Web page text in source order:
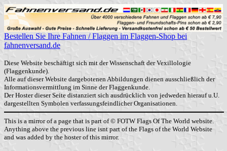
Bestellen Sie Ihre Fahnen / Flaggen im Flaggen-Shop bei
fahnenversand.de
Diese Website beschäftigt sich mit der Wissenschaft der Vexillologie
(Flaggenkunde).
Alle auf dieser Website dargebotenen Abbildungen dienen ausschließlich der
Informationsvermittlung im Sinne der Flaggenkunde.
Der Hoster dieser Seite distanziert sich ausdrücklich von jedweden hierauf u.U.
dargestellten Symbolen verfassungsfeindlicher Organisationen.
This is a mirror of a page that is part of © FOTW Flags Of The World website.
Anything above the previous line isnt part of the Flags of the World Website
and was added by the hoster of this mirror.